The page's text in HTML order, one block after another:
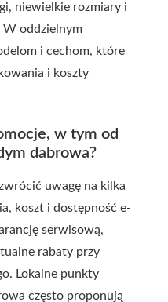
niewielkie rozmiary i
oddzielnym
i cechom, które
i koszty
w tym od
dabrowa?
uwagę na kilka
koszt i dostępność e-
serwisową,
rabaty przy
Lokalne punkty
często proponują